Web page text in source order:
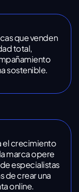
que venden
total,
sostenible.
el crecimiento
marca opere
especialistas
de crear una
online.